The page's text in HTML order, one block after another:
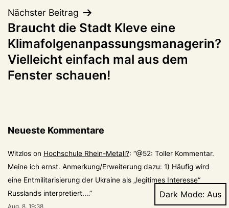
Nächster Beitrag
Braucht die Stadt Kleve eine
Klimafolgenanpassungsmanagerin?
Vielleicht einfach mal aus dem
Fenster schauen!
Neueste Kommentare
Witzlos on Hochschule Rhein-Metall?: “@52: Toller Kommentar.
Meine ich ernst. Anmerkung/Erweiterung dazu: 1) Häufig wird
eine Entmilitarisierung der Ukraine als „legitimes Interesse“
Russlands interpretiert.…”
Aug. 8, 19:38
Dark Mode: